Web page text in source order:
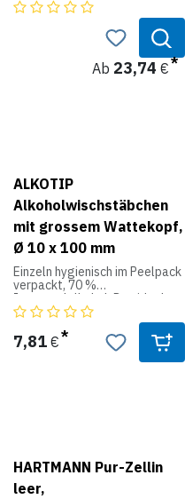
ideal zur hygienischen
Reinigung und Desinfektion von
Wunden. Sie sind 20-fädig
ohne Röntgenkontrastfaden
und unsteril im Beutel
Packung: Beutel
Ab 23,74 €
ALKOTIP
Alkoholwischstäbchen
mit grossem Wattekopf,
Ø 10 x 100 mm
Einzeln hygienisch im Peelpack
verpackt, 70 %
Isopropylalkohol. Das ideale
Wischstäbchen für das
Reinigen. Kopfgröße-Ø: 10 mm
Länge: 100 mm
7,81 €
HARTMANN Pur-Zellin
leer,